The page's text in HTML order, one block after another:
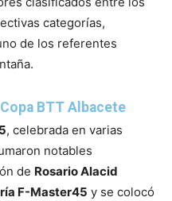
categorías,
de los referentes
BTT Albacete
, celebrada en varias
notables
de Rosario Alacid
F-Master45 y se colocó